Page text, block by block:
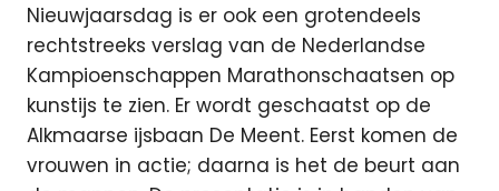
Nieuwjaarsdag is er ook een grotendeels
rechtstreeks verslag van de Nederlandse
Kampioenschappen Marathonschaatsen op
kunstijs te zien. Er wordt geschaatst op de
Alkmaarse ijsbaan De Meent. Eerst komen de
vrouwen in actie; daarna is het de beurt aan